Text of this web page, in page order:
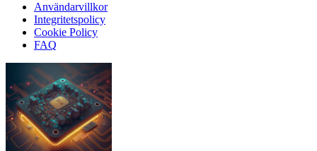
Användarvillkor
Integritetspolicy
Cookie Policy
FAQ